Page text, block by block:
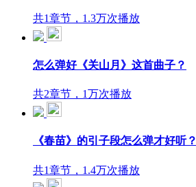
共1章节，1.3万次播放
怎么弹好《关山月》这首曲子？
共2章节，1万次播放
《春苗》的引子段怎么弹才好听？
共1章节，1.4万次播放